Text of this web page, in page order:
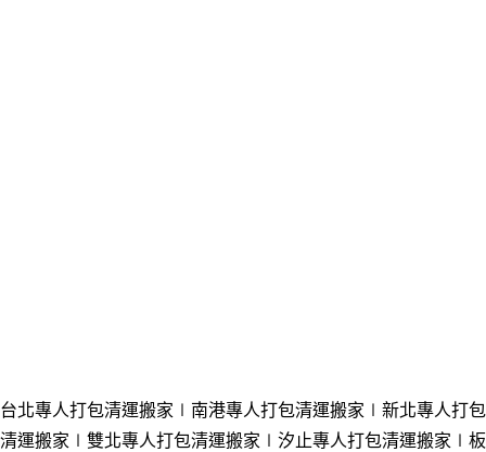
台北專人打包清運搬家∣南港專人打包清運搬家 ∣新北專人打包
清運搬家 ∣雙北專人打包清運搬家 ∣汐止專人打包清運搬家 ∣板